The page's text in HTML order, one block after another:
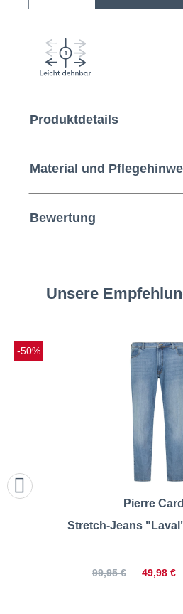
Produktdetails
Material und
Bewertung
Unsere
Pierre
Stretch-Jeans
49,98 €
99,95 €
-50%